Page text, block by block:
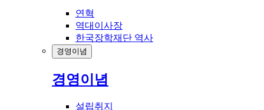
연혁
역대이사장
한국장학재단 역사
경영이념
경영이념
설립취지